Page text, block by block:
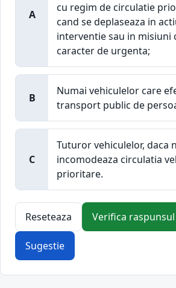
A
cu regim de circulatie
cand se deplaseaza in
interventie sau in misiuni
caracter de urgenta;
B
Numai vehiculelor care
transport public de
C
Tuturor vehiculelor, daca
incomodeaza circulatia
prioritare.
Reseteaza Verifica raspunsul
Sugestie